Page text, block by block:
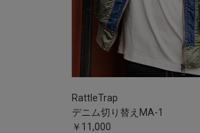
RattleTrap
デニム切り替えMA-1
￥11,000